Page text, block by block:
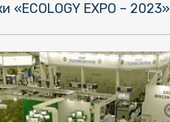
«ECOLOGY EXPO – 2023»